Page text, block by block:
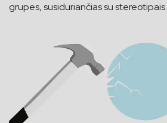
grupes, susiduriančias su stereotipais.